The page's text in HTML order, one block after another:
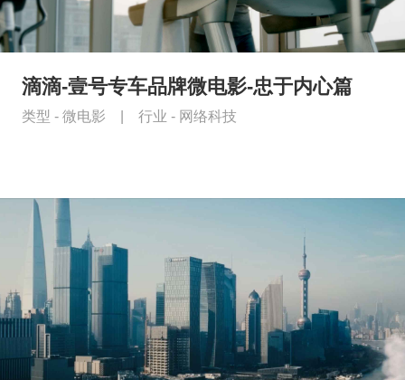
滴滴-壹号专车品牌微电影-忠于内心篇
类型 - 微电影 行业 - 网络科技